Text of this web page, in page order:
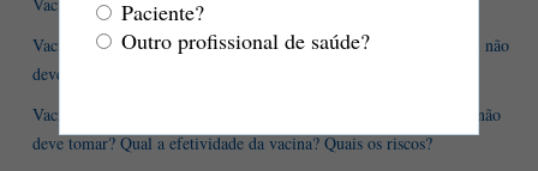
Paciente?
Outro profissional de saúde?
Vacina Sabin: o que é? O que ela evita? Quem deve tomar? Quem não
deve tomar? Qual a efetividade da vacina? Quais os riscos?
Vacina Salk: o que é? O que ela evita? Quem deve tomar? Quem não
deve tomar? Qual a efetividade da vacina? Quais os riscos?